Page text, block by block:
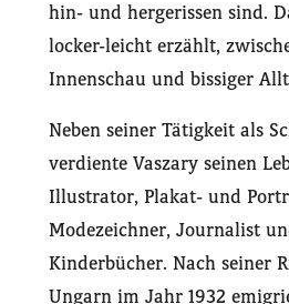
hin- und hergerissen sind.
locker-leicht erzählt,
Innenschau und bissiger
Neben seiner Tätigkeit als
verdiente Vaszary seinen
Illustrator, Plakat- und
Modezeichner, Journalist
Kinderbücher. Nach seiner
Ungarn im Jahr 1932